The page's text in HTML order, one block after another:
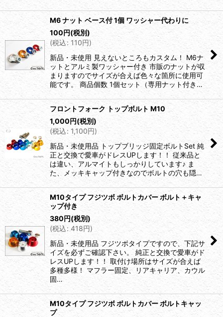
M6 ナット ベース付 1個 ワッシャー代わりに
100円(税別)
(税込: 110円)
新品・未使用 見えないところもカスタム！ M6ナ
ットとアルミ製ワッシャー付き 市販のナットが収
まりますのでサイズが合えば色々な箇所に使用可
能です。 商品個数 1個セット（専用ナット付き…
フロントフォーク トップボルト M10
1,000円(税別)
(税込: 1,100円)
新品・未使用品 トップブリッジ固定ボルトSet 純
正と交換で愛車がドレスUPします！！ 従来品と
は違い、アルマイトもしっかりしています♪ ま
た、メッキキャップ付きなのでボルトの穴も隠…
M10タイプ フジツボ ボルトカバー ボルト＋キャ
ップ付き
380円(税別)
(税込: 418円)
新品・未使用品 フジツボタイプですので、下記サ
イズを必ずご確認下さい。 純正と交換で愛車がド
レスUPします！！ 取付け場所はサイズが合えば
多種多様！ マフラー固定、リアキャリア、カウル
固…
M10タイプ フジツボ ボルトカバー ボルトキャッ
プ